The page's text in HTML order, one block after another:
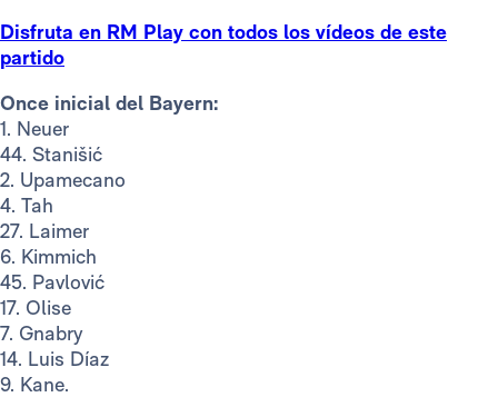
Disfruta en RM Play con todos los vídeos de este
partido
Once inicial del Bayern:
1. Neuer
44. Stanišić
2. Upamecano
4. Tah
27. Laimer
6. Kimmich
45. Pavlović
17. Olise
7. Gnabry
14. Luis Díaz
9. Kane.